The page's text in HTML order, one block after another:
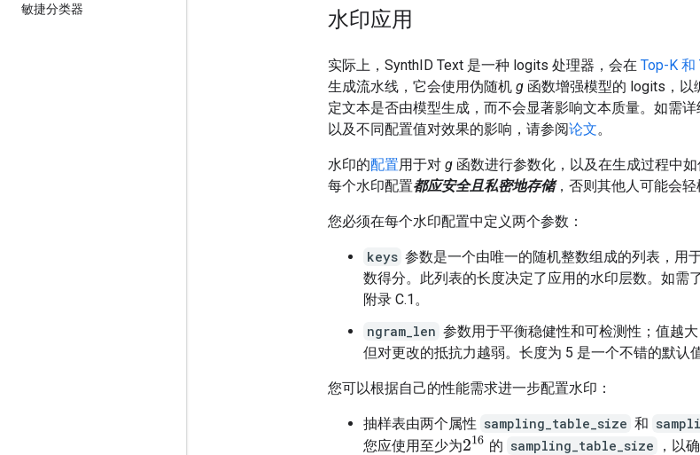
敏捷分类器
水印应用
实际上，SynthID Text 是一种 logits 处理器，会在 Top-K 和
生成流水线，它会使用伪随机 g 函数增强模型的 logits，以
定文本是否由模型生成，而不会显著影响文本质量。如需
以及不同配置值对效果的影响，请参阅论文。
水印的配置用于对 g 函数进行参数化，以及在生成过程中
每个水印配置都应安全且私密地存储，否则其他人可能会轻
您必须在每个水印配置中定义两个参数：
keys 参数是一个由唯一的随机整数组成的列表，用
数得分。此列表的长度决定了应用的水印层数。如需
附录 C.1。
ngram_len 参数用于平衡稳健性和可检测性；值越
但对更改的抵抗力越弱。长度为 5 是一个不错的默认值
您可以根据自己的性能需求进一步配置水印：
抽样表由两个属性 sampling_table_size 和
您应使用至少为216 的 sampling_table_size
，以